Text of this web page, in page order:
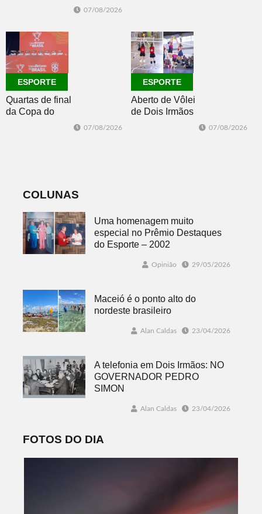
Master 65+
07/08/2026
ESPORTE
Quartas de final
da Copa do
Brasil 2026: veja
07/08/2026
ESPORTE
Aberto de Vôlei
de Dois Irmãos
07/08/2026
COLUNAS
Uma homenagem muito
especial no Prêmio Destaques
do Esporte – 2002
Opinião 29/05/2026
Maceió é o ponto alto do
nordeste brasileiro
Alan Caldas 23/04/2026
A telefonia em Dois Irmãos: NO
GOVERNADOR PEDRO
SIMON
Alan Caldas 23/04/2026
FOTOS DO DIA